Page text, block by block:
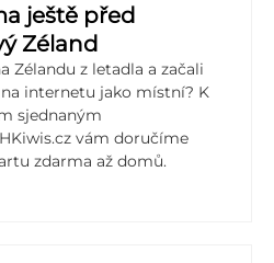
ještě před
Zéland
Zélandu z letadla a začali
internetu jako místní? K
sjednaným
vám doručíme
zdarma až domů.